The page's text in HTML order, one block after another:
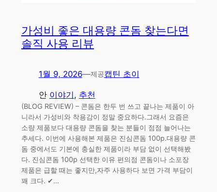
가성비 좋은 대용량 콘돔 찾는다면
솔직 사용 리뷰
1월 9, 2026—제공캡틴 초이
안 이야기 , 추천
(BLOG REVIEW) – 콘돔은 한두 번 쓰고 끝나는 제품이 아
니라서 가성비와 착용감이 정말 중요하다.그래서 요즘은
소량 제품보다 대용량 콘돔을 찾는 분들이 점점 늘어나는
추세다. 이번에 사용해본 제품은 진심콘돔 100p.대용량 콘
돔 중에서도 기본에 충실한 제품이라 부담 없이 선택해봤
다. 진심콘돔 100p 선택한 이유 편의점 콘돔이나 소포장
제품은 급할 때는 좋지만,자주 사용하다 보면 가격 부담이
꽤 크다. ✔…